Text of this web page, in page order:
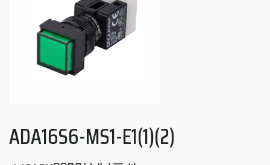
ADA16S6-MS1-E1(1)(2)